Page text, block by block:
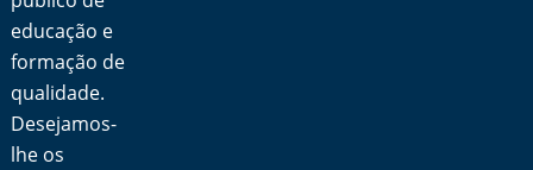
educação e
formação de
qualidade.
Desejamos-
lhe os